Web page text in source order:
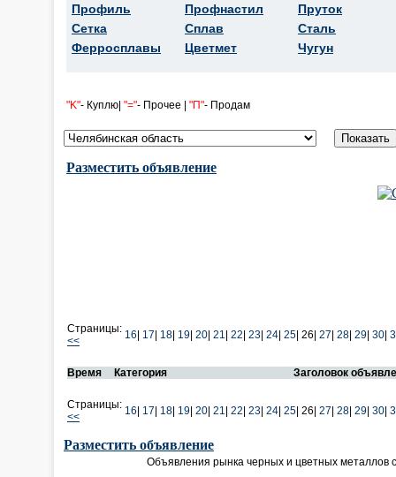
Профиль
Сетка
Ферросплавы
Профнастил
Сплав
Цветмет
Пруток
Сталь
Чугун
"K"- Куплю| "="- Прочее | "П"- Продам
Разместить объявление
Страницы:
<<
16 17 18 19 20 21 22 23 24 25 26| 27 28 29 30
Время Категория Заголовок
Страницы:
<<
16 17 18 19 20 21 22 23 24 25 26| 27 28 29 30
Разместить объявление
Объявления рынка черных и цветных металлов